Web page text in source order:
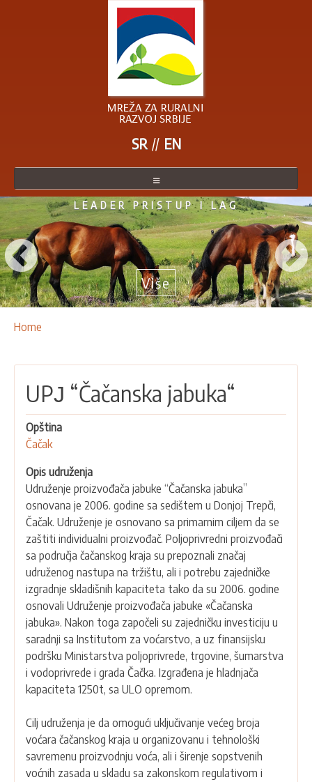
O MREŽI
ČLANICE MREŽE
POSTANITE ČLANICA
AKTUELNO
NAŠE AKTIVNOSTI
EU INTEGRACIJA
RURALNI RAZVOJ
UMREŽAVANJE
PARTNERI
KONTAKTI
SR EN
LEADER PRISTUP I LAG
Više
Breadcrumbs
You
Home
UPЈ “Čačanska jabuka“
Opština
Čačak
Opis udruženja
Udruženje proizvođača jabuke “Čačanska jabuka”
osnovana je 2006. godine sa sedištem u Donjoj Trepči,
Čačak. Udruženje je osnovano sa primarnim ciljem da se
zaštiti individualni proizvođač. Poljoprivredni proizvođači
sa područja čačanskog kraja su prepoznali značaj
udruženog nastupa na tržištu, ali i potrebu zajedničke
izgradnje skladišnih kapaciteta tako da su 2006. godine
osnovali Udruženje proizvođača jabuke «Čačanska
jabuka». Nakon toga započeli su zajedničku investiciju u
saradnji sa Institutom za voćarstvo, a uz finansijsku
podršku Ministarstva poljoprivrede, trgovine, šumarstva
i vodoprivrede i grada Čačka. Izgrađena je hladnjača
kapaciteta 1250t, sa ULO opremom.
Cilj udruženja je da omogući uključivanje većeg broja
voćara čačanskog kraja u organizovanu i tehnološki
savremenu proizvodnju voća, ali i širenje sopstvenih
voćnih zasada u skladu sa zakonskom regulativom i